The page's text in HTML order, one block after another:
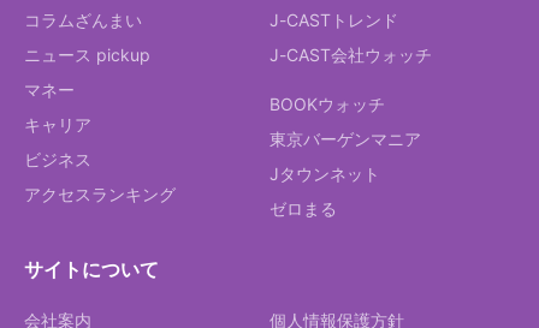
コラムざんまい
ニュース pickup
マネー
キャリア
ビジネス
アクセスランキング
J-CASTトレンド
J-CAST会社ウォッチ
BOOKウォッチ
東京バーゲンマニア
Jタウンネット
ゼロまる
サイトについて
会社案内 個人情報保護方針